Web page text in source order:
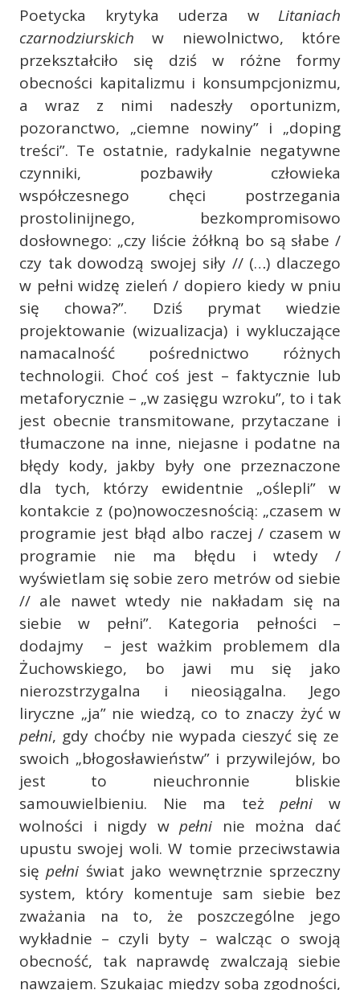
Poetycka krytyka uderza w Litaniach
czarnodziurskich w niewolnictwo, które
przekształciło się dziś w różne formy
obecności kapitalizmu i konsumpcjonizmu,
a wraz z nimi nadeszły oportunizm,
pozoranctwo, „ciemne nowiny” i „doping
treści”. Te ostatnie, radykalnie negatywne
czynniki, pozbawiły człowieka
współczesnego chęci postrzegania
prostolinijnego, bezkompromisowo
dosłownego: „czy liście żółkną bo są słabe /
czy tak dowodzą swojej siły // (…) dlaczego
w pełni widzę zieleń / dopiero kiedy w pniu
się chowa?”. Dziś prymat wiedzie
projektowanie (wizualizacja) i wykluczające
namacalność pośrednictwo różnych
technologii. Choć coś jest – faktycznie lub
metaforycznie – „w zasięgu wzroku”, to i tak
jest obecnie transmitowane, przytaczane i
tłumaczone na inne, niejasne i podatne na
błędy kody, jakby były one przeznaczone
dla tych, którzy ewidentnie „oślepli” w
kontakcie z (po)nowoczesnością: „czasem w
programie jest błąd albo raczej / czasem w
programie nie ma błędu i wtedy /
wyświetlam się sobie zero metrów od siebie
// ale nawet wtedy nie nakładam się na
siebie w pełni”. Kategoria pełności –
dodajmy – jest ważkim problemem dla
Żuchowskiego, bo jawi mu się jako
nierozstrzygalna i nieosiągalna. Jego
liryczne „ja” nie wiedzą, co to znaczy żyć w
pełni, gdy choćby nie wypada cieszyć się ze
swoich „błogosławieństw” i przywilejów, bo
jest to nieuchronnie bliskie
samouwielbieniu. Nie ma teżpełni w
wolności i nigdy wpełni nie można dać
upustu swojej woli. W tomie przeciwstawia
siępełni świat jako wewnętrznie sprzeczny
system, który komentuje sam siebie bez
zważania na to, że poszczególne jego
wykładnie – czyli byty – walcząc o swoją
obecność, tak naprawdę zwalczają siebie
nawzajem. Szukając między sobą zgodności,